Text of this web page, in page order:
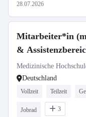
28.07.2026
Mitarbeiter*in
&
Medizinische
Deutschland
Vollzeit Teilzeit
Jobrad 3